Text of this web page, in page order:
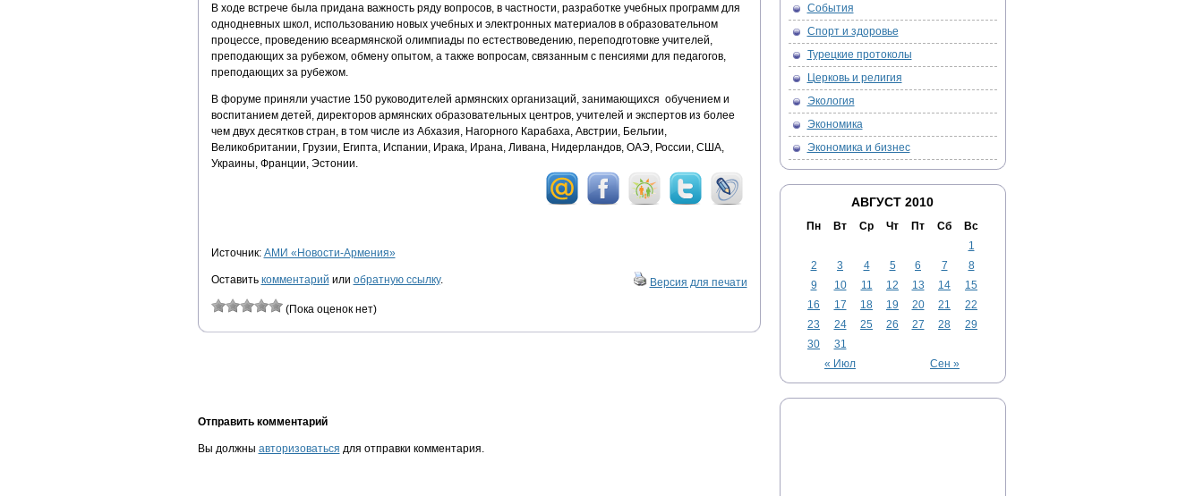
В ходе встрече была придана важность ряду вопросов, в частности, разработке учебных программ для
однодневных школ, использованию новых учебных и электронных материалов в образовательном
процессе, проведению всеармянской олимпиады по естествоведению, переподготовке учителей,
преподающих за рубежом, обмену опытом, а также вопросам, связанным с пенсиями для педагогов,
преподающих за рубежом.
В форуме приняли участие 150 руководителей армянских организаций, занимающихся обучением и
воспитанием детей, директоров армянских образовательных центров, учителей и экспертов из более
чем двух десятков стран, в том числе из Абхазия, Нагорного Карабаха, Австрии, Бельгии,
Великобритании, Грузии, Египта, Испании, Ирака, Ирана, Ливана, Нидерландов, ОАЭ, России, США,
Украины, Франции, Эстонии.
Источник: АМИ «Новости-Армения»
Оставить комментарий или обратную ссылку. Версия для печати
(Пока оценок нет)
Отправить комментарий
Вы должны авторизоваться для отправки комментария.
События
Спорт и здоровье
Турецкие протоколы
Церковь и религия
Экология
Экономика
Экономика и бизнес
АВГУСТ 2010
Пн Вт Ср Чт Пт Сб Вс
« Июл Сен »
1
2
3 4 5 6 7
8
9
10 11 12 13 14
15
16
17 18 19 20 21
22
23
24 25 26 27 28
29
30
31